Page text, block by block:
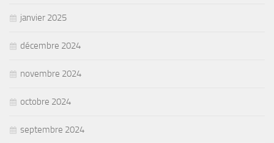
janvier 2025
décembre 2024
novembre 2024
octobre 2024
septembre 2024